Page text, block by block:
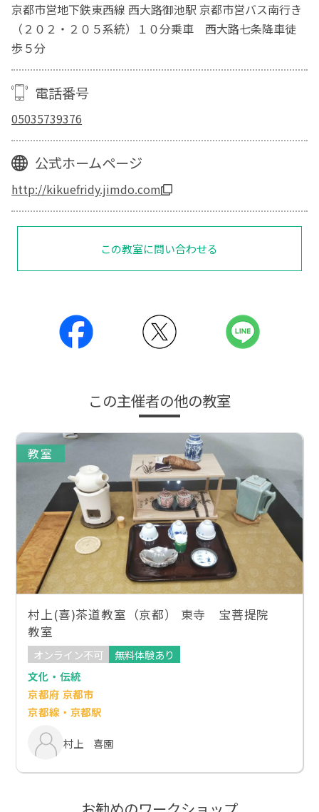
京都市営地下鉄東西線 西大路御池駅 京都市営バス南行き
（２０２・２０５系統）１０分乗車 西大路七条降車徒
歩５分
電話番号
05035739376
公式ホームページ
http://kikuefridy.jimdo.com
この教室に問い合わせる
この主催者の他の教室
教室
村上(喜)茶道教室（京都） 東寺 宝菩提院
教室
オンライン不可
無料体験あり
文化・伝統
京都府 京都市
京都線・京都駅
村上 喜園